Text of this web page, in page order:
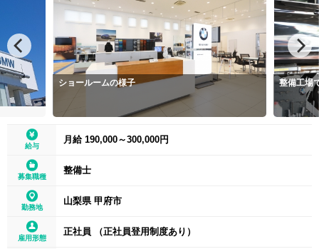
ショールームの様子 整備工場
給与
月給 190,000～300,000円
募集職種
整備士
勤務地
山梨県 甲府市
雇用形態
正社員 （正社員登用制度あり）